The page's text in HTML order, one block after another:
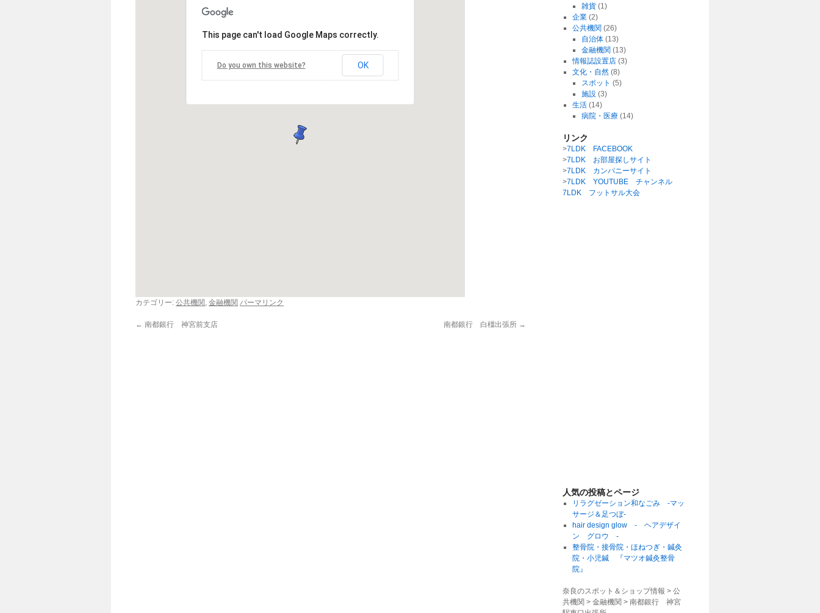
This page can't load Google Maps correctly.
Do you own this website? OK
カテゴリー: 公共機関, 金融機関 パーマリンク
← 南都銀行 神宮前支店 南都銀行 白橿出張所 →
雑貨 (1)
企業(2)
公共機関 (26)
自治体 (13)
金融機関 (13)
情報誌設置店(3)
文化・自然(8)
スポット (5)
施設 (3)
生活(14)
病院・医療 (14)
リンク
>7LDK FACEBOOK
>7LDK お部屋探しサイト
>7LDK カンパニーサイト
>7LDK YOUTUBE チャンネル
7LDK フットサル大会
人気の投稿とページ
リラグゼーション和なごみ -マッ
サージ＆足つぼ-
hair design glow - ヘアデザイ
ン グロウ -
整骨院・接骨院・ほねつぎ・鍼灸
院・小児鍼 『マツオ鍼灸整骨
院』
奈良のスポット＆ショップ情報 > 公
共機関 > 金融機関 > 南都銀行 神宮